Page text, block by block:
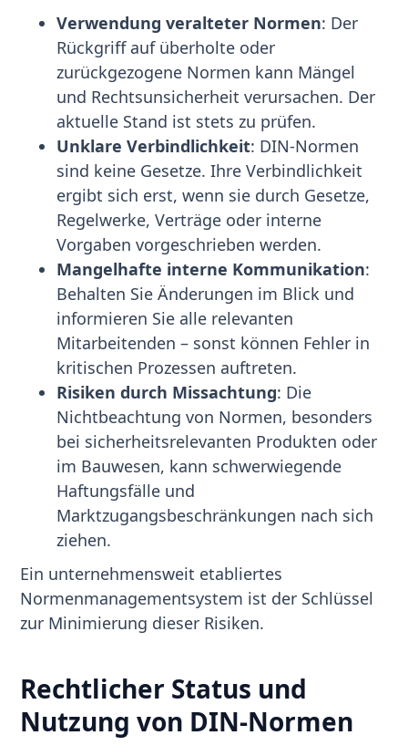
Verwendung veralteter Normen: Der
Rückgriff auf überholte oder
zurückgezogene Normen kann Mängel
und Rechtsunsicherheit verursachen. Der
aktuelle Stand ist stets zu prüfen.
Unklare Verbindlichkeit: DIN-Normen
sind keine Gesetze. Ihre Verbindlichkeit
ergibt sich erst, wenn sie durch Gesetze,
Regelwerke, Verträge oder interne
Vorgaben vorgeschrieben werden.
Mangelhafte interne Kommunikation:
Behalten Sie Änderungen im Blick und
informieren Sie alle relevanten
Mitarbeitenden – sonst können Fehler in
kritischen Prozessen auftreten.
Risiken durch Missachtung: Die
Nichtbeachtung von Normen, besonders
bei sicherheitsrelevanten Produkten oder
im Bauwesen, kann schwerwiegende
Haftungsfälle und
Marktzugangsbeschränkungen nach sich
ziehen.
Ein unternehmensweit etabliertes
Normenmanagementsystem ist der Schlüssel
zur Minimierung dieser Risiken.
Rechtlicher Status und
Nutzung von DIN-Normen